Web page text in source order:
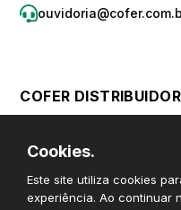
COFER
reservados
Cookies.
Este site utiliza cookies
experiência. Ao continuar